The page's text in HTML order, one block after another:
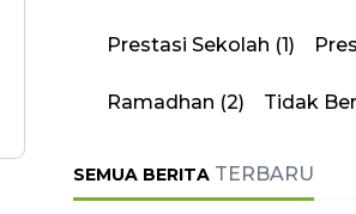
Prestasi Sekolah (1)
Ramadhan (2) Tidak
SEMUA BERITA TERBARU